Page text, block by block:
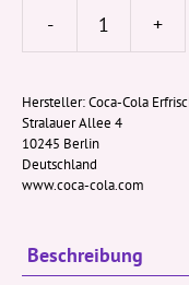
- +
Hersteller:Coca-Cola
Stralauer Allee 4
10245 Berlin
Deutschland
www.coca-cola.com
Beschreibung